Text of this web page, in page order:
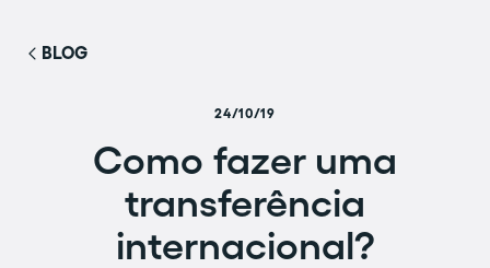
BLOG
24/10/19
Como fazer uma
transferência
internacional?